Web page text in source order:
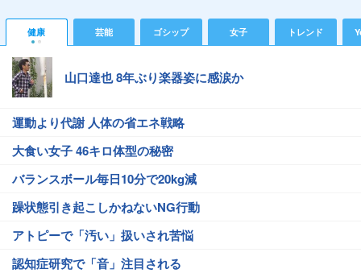
健康 芸能 ゴシップ 女子 トレンド
山口達也 8年ぶり楽器姿に感涙か
運動より代謝 人体の省エネ戦略
大食い女子 46キロ体型の秘密
バランスボール毎日10分で20kg減
躁状態引き起こしかねないNG行動
アトピーで「汚い」扱いされ苦悩
認知症研究で「音」注目される